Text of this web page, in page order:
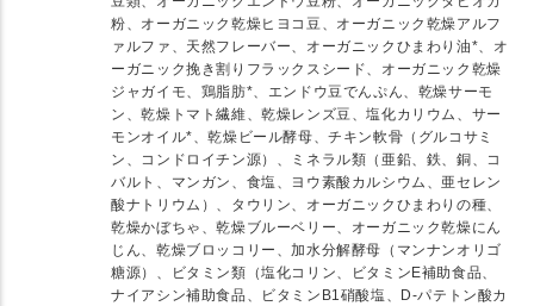
粉、オーガニック乾燥ヒヨコ豆、オーガニック乾燥アルフ
ァルファ、天然フレーバー、オーガニックひまわり油*、オ
ーガニック挽き割りフラックスシード、オーガニック乾燥
ジャガイモ、鶏脂肪*、エンドウ豆でんぷん、乾燥サーモ
ン、乾燥トマト繊維、乾燥レンズ豆、塩化カリウム、サー
モンオイル*、乾燥ビール酵母、チキン軟骨（グルコサミ
ン、コンドロイチン源）、ミネラル類（亜鉛、鉄、銅、コ
バルト、マンガン、食塩、ヨウ素酸カルシウム、亜セレン
酸ナトリウム）、タウリン、オーガニックひまわりの種、
乾燥かぼちゃ、乾燥ブルーベリー、オーガニック乾燥にん
じん、乾燥ブロッコリー、加水分解酵母（マンナンオリゴ
糖源）、ビタミン類（塩化コリン、ビタミンE補助食品、
ナイアシン補助食品、ビタミンB1硝酸塩、D-パテトン酸カ